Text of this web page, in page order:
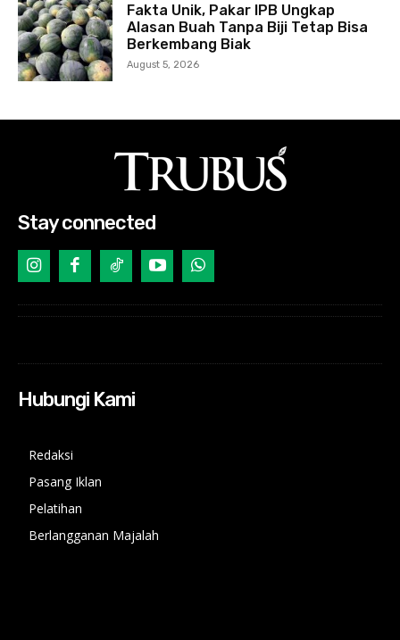
Fakta Unik, Pakar IPB Ungkap
Alasan Buah Tanpa Biji Tetap Bisa
Berkembang Biak
August 5, 2026
Stay connected
Hubungi Kami
Redaksi
Pasang Iklan
Pelatihan
Berlangganan Majalah